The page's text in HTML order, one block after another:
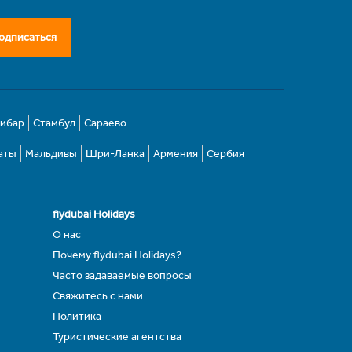
Стамбул Сараево
Мальдивы Шри-Ланка Армения Сербия
flydubai Holidays
О нас
Почему flydubai Holidays?
Часто задаваемые вопросы
Свяжитесь с нами
Политика
Туристические агентства